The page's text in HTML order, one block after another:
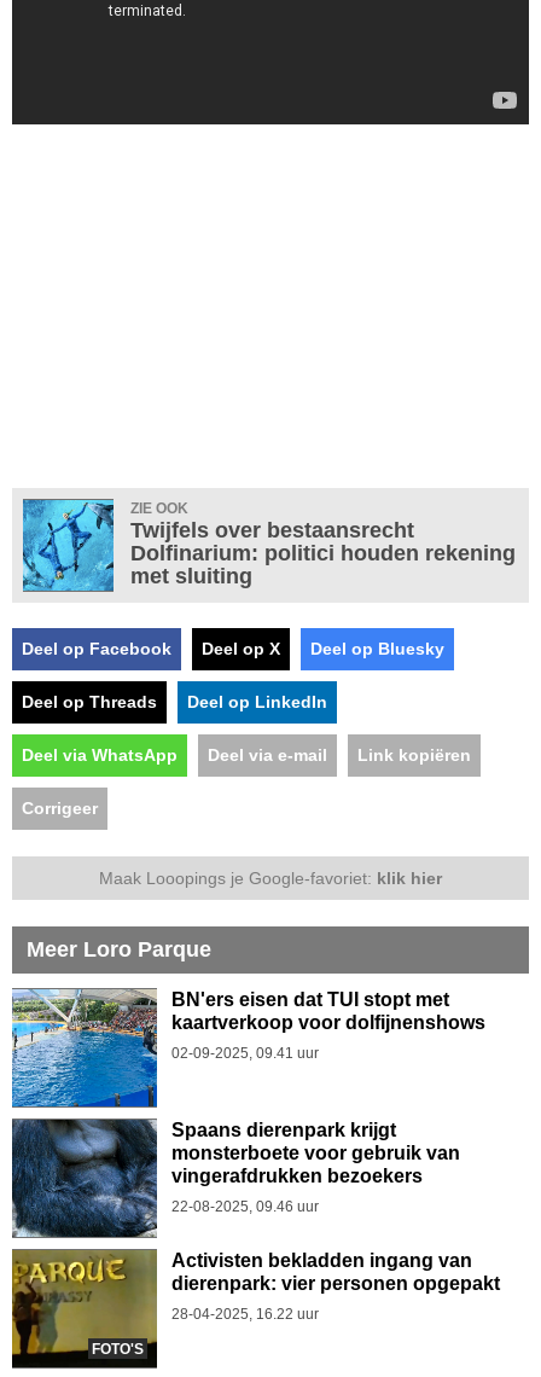
ZIE OOK
Twijfels over bestaansrecht
Dolfinarium: politici houden rekening
met sluiting
Deel op Facebook Deel op X Deel op Bluesky
Deel op Threads Deel op LinkedIn
Deel via WhatsApp Deel via e-mail Link kopiëren
Corrigeer
Maak Looopings je Google-favoriet: klik hier
Meer Loro Parque
BN'ers eisen dat TUI stopt met
kaartverkoop voor dolfijnenshows
02-09-2025, 09.41 uur
Spaans dierenpark krijgt
monsterboete voor gebruik van
vingerafdrukken bezoekers
22-08-2025, 09.46 uur
FOTO'S
Activisten bekladden ingang van
dierenpark: vier personen opgepakt
28-04-2025, 16.22 uur